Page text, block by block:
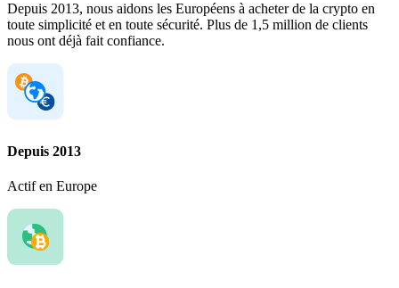
Depuis 2013, nous aidons les Européens à acheter de la crypto en
toute simplicité et en toute sécurité. Plus de 1,5 million de clients
nous ont déjà fait confiance.
Depuis 2013
Actif en Europe